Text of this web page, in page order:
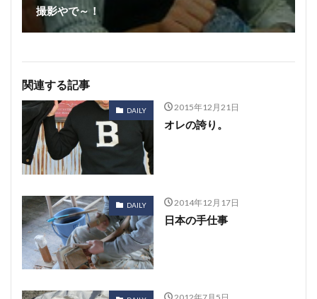
撮影やで～！
関連する記事
DAILY 2015年12月21日
オレの誇り。
DAILY 2014年12月17日
日本の手仕事
2012年7月5日